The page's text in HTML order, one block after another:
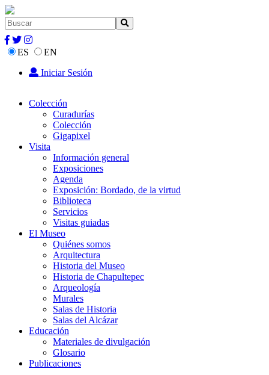
ES
EN
Iniciar Sesión
Colección
Curadurías
Colección
Gigapixel
Visita
Información general
Exposiciones
Agenda
Exposición: Bordado, de la virtud
Biblioteca
Servicios
Visitas guiadas
El Museo
Quiénes somos
Arquitectura
Historia del Museo
Historia de Chapultepec
Arqueología
Murales
Salas de Historia
Salas del Alcázar
Educación
Materiales de divulgación
Glosario
Publicaciones